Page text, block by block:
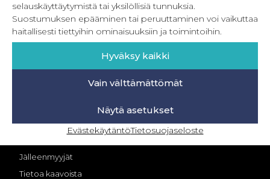
selauskäyttäytymistä tai yksilöllisiä tunnuksia.
Suostumuksen epääminen tai peruuttaminen voi vaikuttaa
haitallisesti tiettyihin ominaisuuksiin ja toimintoihin.
Hyväksy kaikki
Vain välttämättömät
Näytä asetukset
EvästekäytäntöTietosuojaseloste
Lue lisää
OMA TILI – KIRJAUTUMINEN
Jälleenmyyjät
Tietoa kaavoista